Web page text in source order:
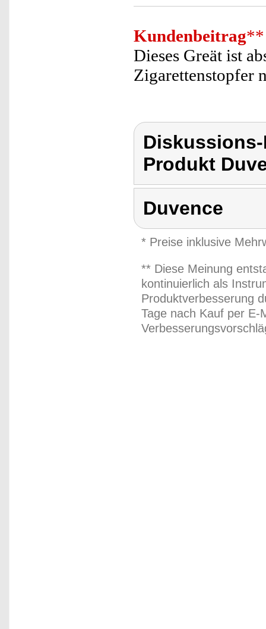
Kundenbeitrag**
Dieses Greät ist
Zigarettenstopfer
Produkt
Duvence
* Preise inklusive
** Diese Meinung
kontinuierlich als
Produktverbesserung
Tage nach Kauf per E-